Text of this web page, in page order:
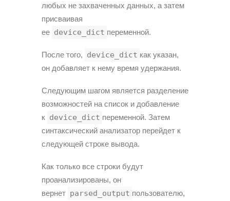
любых не захваченных данных, а затем
присваивая
ее device_dict переменной.
После того, device_dict как указан,
он добавляет к нему время удержания.
Следующим шагом является разделение
возможностей на список и добавление
к device_dict переменной. Затем
синтаксический анализатор перейдет к
следующей строке вывода.
Как только все строки будут
проанализированы, он
вернет parsed_output пользователю,